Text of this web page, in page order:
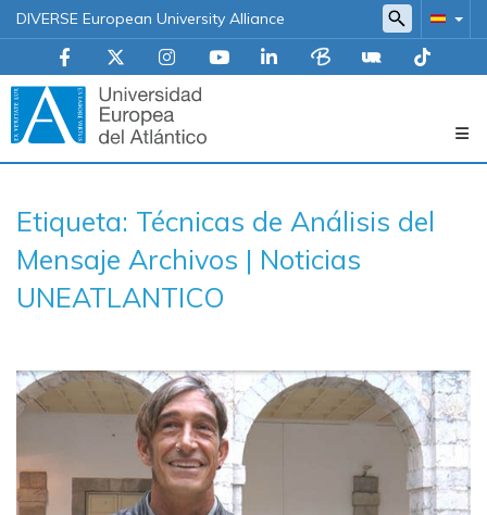
DIVERSE European University Alliance
principal
Etiqueta: Técnicas de Análisis del
Mensaje Archivos | Noticias
UNEATLANTICO